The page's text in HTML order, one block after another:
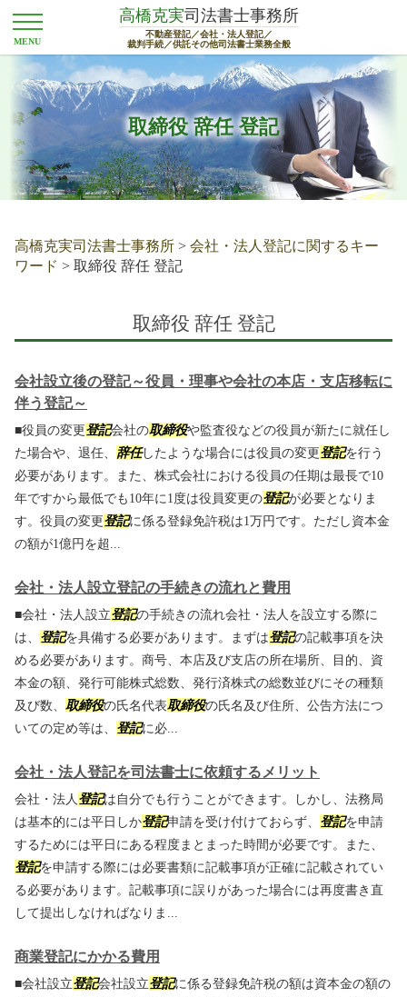
取締役 辞任 登記
高橋克実司法書士事務所
不動産登記／会社・法人登記／
裁判手続／供託その他司法書士業務全般
高橋克実司法書士事務所 > 会社・法人登記に関するキー
ワード > 取締役 辞任 登記
取締役 辞任 登記
会社設立後の登記～役員・理事や会社の本店・支店移転に
伴う登記～
■役員の変更登記会社の取締役や監査役などの役員が新たに就任し
た場合や、退任、 辞任したような場合には役員の変更登記を行う
必要があります。また、株式会社における役員の任期は最長で10
年ですから最低でも10年に1度は役員変更の登記が必要となりま
す。役員の変更登記に係る登録免許税は1万円です。ただし資本金
の額が1億円を超...
会社・法人設立登記の手続きの流れと費用
■会社・法人設立登記の手続きの流れ会社・法人を設立する際に
は、 登記を具備する必要があります。まずは登記の記載事項を決
める必要があります。商号、本店及び支店の所在場所、目的、資
本金の額、発行可能株式総数、発行済株式の総数並びにその種類
及び数、 取締役の氏名代表取締役の氏名及び住所、公告方法につ
いての定め等は、 登記に必...
会社・法人登記を司法書士に依頼するメリット
会社・法人 登記は自分でも行うことができます。しかし、法務局
は基本的には平日しか登記申請を受け付けておらず、 登記を申請
するためには平日にある程度まとまった時間が必要です。また、
登記を申請する際には必要書類に記載事項が正確に記載されてい
る必要があります。記載事項に誤りがあった場合には再度書き直
して提出しなければなりま...
商業登記にかかる費用
■会社設立登記会社設立登記に係る登録免許税の額は資本金の額の